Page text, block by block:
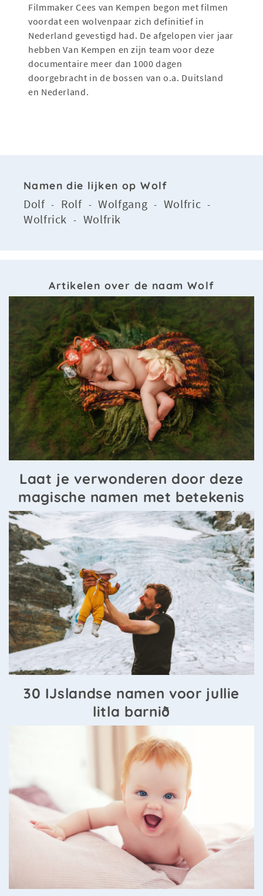
Filmmaker Cees van Kempen begon met filmen
voordat een wolvenpaar zich definitief in
Nederland gevestigd had. De afgelopen vier jaar
hebben Van Kempen en zijn team voor deze
documentaire meer dan 1000 dagen
doorgebracht in de bossen van o.a. Duitsland
en Nederland.
Namen die lijken op Wolf
Dolf - Rolf -Wolfgang - Wolfric -
Wolfrick - Wolfrik
Artikelen over de naam Wolf
Laat je verwonderen door deze
magische namen met betekenis
30 IJslandse namen voor jullie
litla barnið